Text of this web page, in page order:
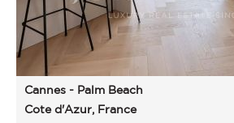
Cannes - Palm Beach
Cote d'Azur, France